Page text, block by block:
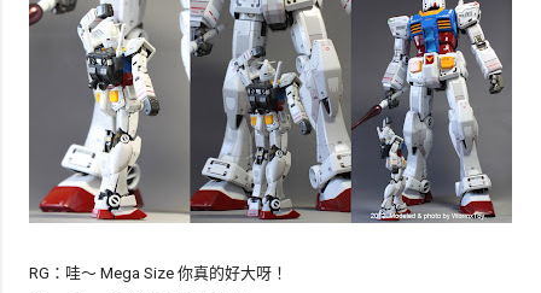
RG：哇～ Mega Size 你真的好大呀！